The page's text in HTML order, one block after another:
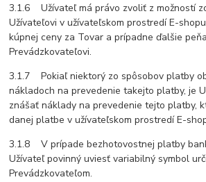
3.1.6 Užívateľ má právo zvoliť z možností
Užívateľovi v užívateľskom prostredí E-
kúpnej ceny za Tovar a prípadne ďalšie
Prevádzkovateľovi.
3.1.7 Pokiaľ niektorý zo spôsobov platby
nákladoch na prevedenie takejto platby, je
znášať náklady na prevedenie tejto platby,
danej platbe v užívateľskom prostredí E-
3.1.8 V prípade bezhotovostnej platby
Užívateľ povinný uviesť variabilný symbol
Prevádzkovateľom.